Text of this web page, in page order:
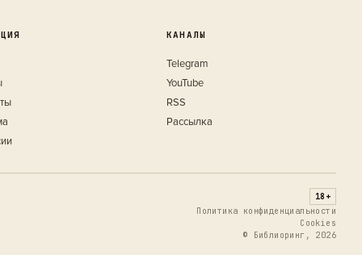
КАНАЛЫ
Telegram
YouTube
RSS
Рассылка
18+
Политика конфиденциальности
Cookies
© Библиоринг, 2026